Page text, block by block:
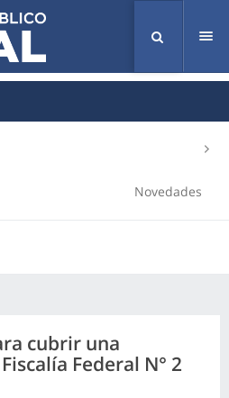
Novedades
cubrir una
Federal N° 2